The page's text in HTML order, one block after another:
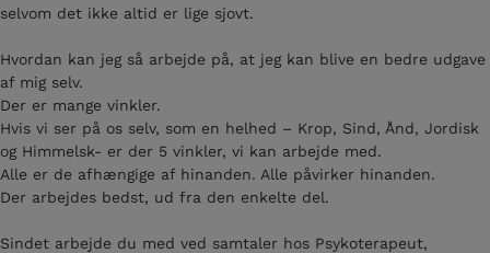
selvom det ikke altid er lige sjovt.
Hvordan kan jeg så arbejde på, at jeg kan blive en bedre udgave
af mig selv.
Der er mange vinkler.
Hvis vi ser på os selv, som en helhed – Krop, Sind, Ånd, Jordisk
og Himmelsk- er der 5 vinkler, vi kan arbejde med.
Alle er de afhængige af hinanden. Alle påvirker hinanden.
Der arbejdes bedst, ud fra den enkelte del.
Sindet arbejde du med ved samtaler hos Psykoterapeut,